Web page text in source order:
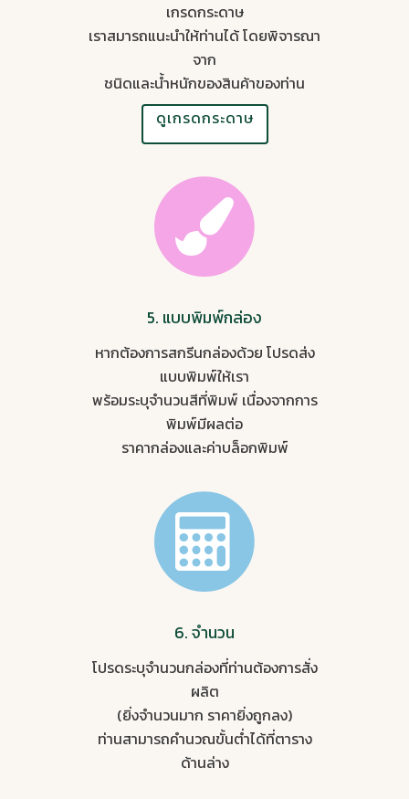
เกรดกระดาษ
เราสมารถแนะนำให้ท่านได้ โดยพิจารณา
จาก
ชนิดและน้ำหนักของสินค้าของท่าน
ดูเกรดกระดาษ
5. แบบพิมพ์กล่อง
หากต้องการสกรีนกล่องด้วย โปรดส่ง
แบบพิมพ์ให้เรา
พร้อมระบุจำนวนสีที่พิมพ์ เนื่องจากการ
พิมพ์มีผลต่อ
ราคากล่องและค่าบล็อกพิมพ์
6. จำนวน
โปรดระบุจำนวนกล่องที่ท่านต้องการสั่ง
ผลิต
(ยิ่งจำนวนมาก ราคายิ่งถูกลง)
ท่านสามารถคำนวณขั้นต่ำได้ที่ตาราง
ด้านล่าง